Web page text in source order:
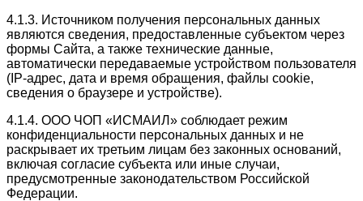
4.1.3. Источником получения персональных данных
являются сведения, предоставленные субъектом через
формы Сайта, а также технические данные,
автоматически передаваемые устройством пользователя
(IP-адрес, дата и время обращения, файлы cookie,
сведения о браузере и устройстве).
4.1.4. ООО ЧОП «ИСМАИЛ» соблюдает режим
конфиденциальности персональных данных и не
раскрывает их третьим лицам без законных оснований,
включая согласие субъекта или иные случаи,
предусмотренные законодательством Российской
Федерации.